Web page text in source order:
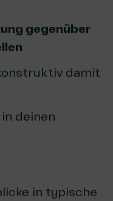
gegenüber
damit
deinen
in typische